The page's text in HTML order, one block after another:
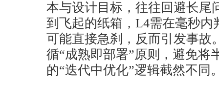
本与设计目标，往往回避长尾
到飞起的纸箱，L4需在毫秒
可能直接急刹，反而引发事故
循“成熟即部署”原则，避免将
的“迭代中优化”逻辑截然不同